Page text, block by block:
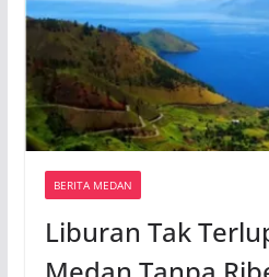
BERITA MEDAN
Liburan Tak